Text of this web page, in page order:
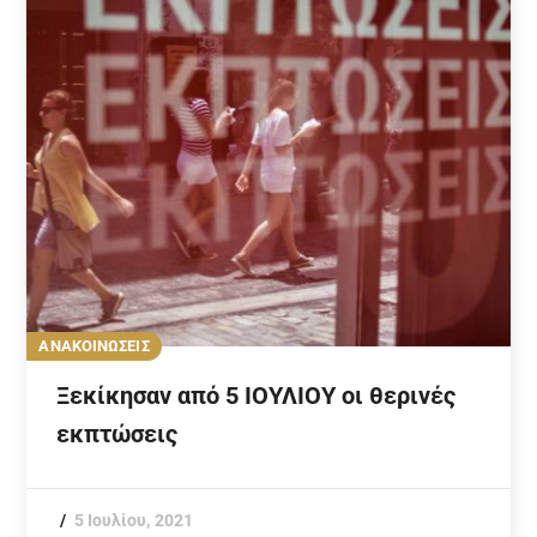
ΑΝΑΚΟΙΝΩΣΕΙΣ
Ξεκίκησαν από 5 ΙΟΥΛΙΟΥ οι θερινές
εκπτώσεις
5 Ιουλίου, 2021